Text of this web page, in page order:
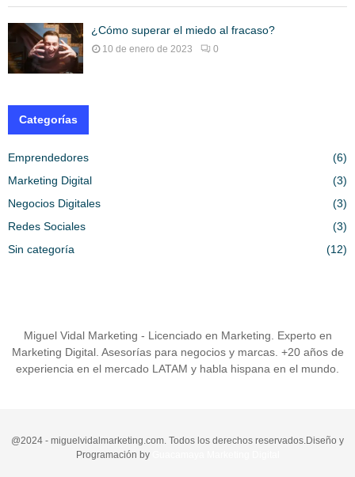
¿Cómo superar el miedo al fracaso?
10 de enero de 2023 0
Categorías
Emprendedores
(6)
Marketing Digital
(3)
Negocios Digitales
(3)
Redes Sociales
(3)
Sin categoría
(12)
Miguel Vidal Marketing - Licenciado en Marketing. Experto en
Marketing Digital. Asesorías para negocios y marcas. +20 años de
experiencia en el mercado LATAM y habla hispana en el mundo.
@2024 - miguelvidalmarketing.com. Todos los derechos reservados.Diseño y
Programación by